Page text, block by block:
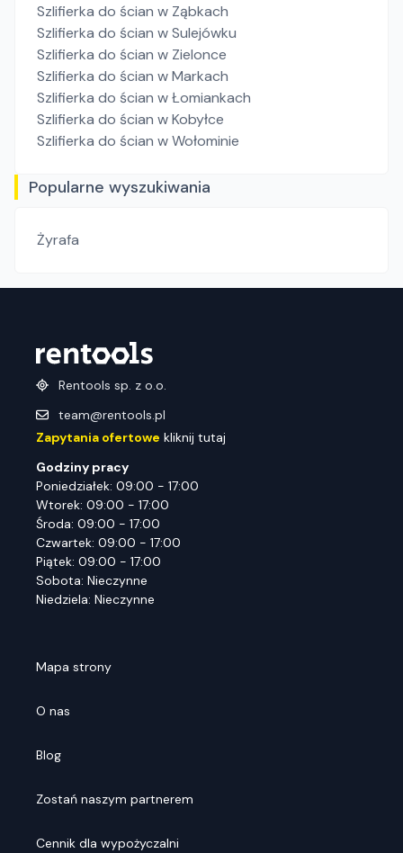
Szlifierka do ścian w Ząbkach
Szlifierka do ścian w Sulejówku
Szlifierka do ścian w Zielonce
Szlifierka do ścian w Markach
Szlifierka do ścian w Łomiankach
Szlifierka do ścian w Kobyłce
Szlifierka do ścian w Wołominie
Popularne wyszukiwania
Żyrafa
Rentools sp. z o.o.
team@rentools.pl
Zapytania ofertowe kliknij tutaj
Godziny pracy
Poniedziałek: 09:00 - 17:00
Wtorek: 09:00 - 17:00
Środa: 09:00 - 17:00
Czwartek: 09:00 - 17:00
Piątek: 09:00 - 17:00
Sobota: Nieczynne
Niedziela: Nieczynne
Mapa strony
O nas
Blog
Zostań naszym partnerem
Cennik dla wypożyczalni